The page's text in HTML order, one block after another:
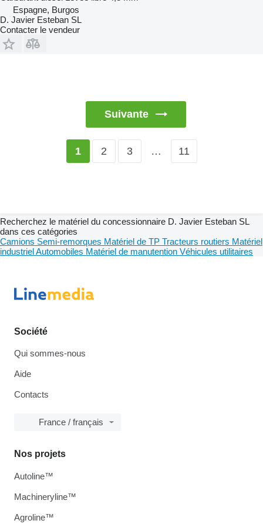
Espagne, Burgos
D. Javier Esteban SL
Contacter le vendeur
Suivante
1 2 3 … 11
Recherchez le matériel du concessionnaire D. Javier Esteban SL
dans ces catégories
Camions Semi-remorques Matériel de TP Tracteurs routiers Matériel
industrielAutomobiles Matériel de manutention Véhicules utilitaires
Société
Qui sommes-nous
Aide
Contacts
France / français
Nos projets
Autoline™
Machineryline™
Agroline™